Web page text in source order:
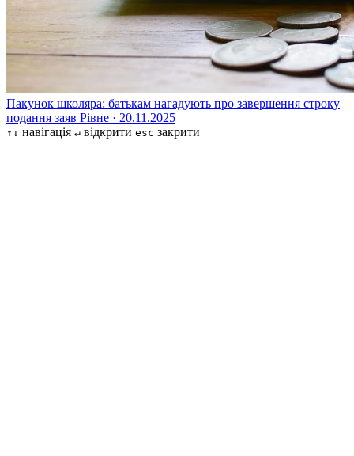
Пакунок школяра: батькам нагадують про завершення строку
подання заяв Рівне · 20.11.2025
↑↓ навігація ↵ відкрити esc закрити